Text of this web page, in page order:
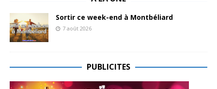
Sortir ce week-end à Montbéliard
7 août 2026
PUBLICITES